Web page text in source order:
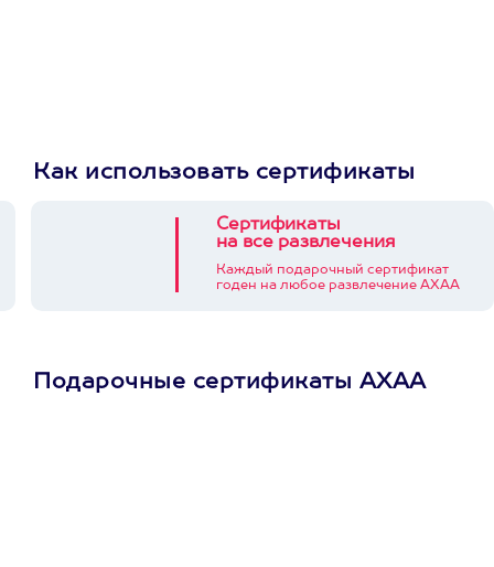
Как использовать сертификаты
Сертификаты
на все развлечения
Каждый подарочный сертификат
годен на любое развлечение АХАА
Подарочные сертификаты АХАА